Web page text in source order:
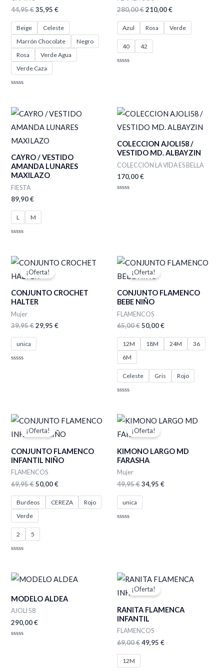
44,95€35,95€
Beige
Celeste
Marrón Chocolate
Negro
Rosa
Verde Agua
Verde Caza
de
5
280,00€210,00€
Azul Rosa Verde
40 42
CAYRO / VESTIDO
AMANDA LUNARES
MAXILAZO
FIESTA
89,90€
L M
de
5
COLECCION AJOLI58 /
VESTIDO MD. ALBAYZIN
COLECCIÓN LA VIDA ES BELLA
170,00€
¡Oferta!
CONJUNTO CROCHET
HALTER
Mujer
39,95€
El
precio
original
39,95 €.
29,95€
El
precio
29,95 €.
unica
¡Oferta!
CONJUNTO FLAMENCO
BEBE NIÑO
FLAMENCOS
65,00€
El
precio
original
65,00 €.
50,00€
El
precio
50,00 €.
12M 18M 24M
36
6M
Celeste Gris Rojo
de
5
¡Oferta!
CONJUNTO FLAMENCO
INFANTIL NIÑO
FLAMENCOS
69,95€
El
precio
original
69,95 €.
50,00€
El
precio
actual
50,00 €.
Burdeos CEREZA
Rojo
Verde
2 5
de
5
¡Oferta!
KIMONO LARGO MD
FARASHA
Mujer
49,95€
El
precio
original
49,95 €.
34,95 €
El
precio
34,95 €.
unica
MODELO ALDEA
AJOLI 58
290,00€
¡Oferta!
RANITA FLAMENCA
INFANTIL
FLAMENCOS
69,00€
El
precio
original
69,00 €.
49,95 €
El
precio
49,95 €.
12M